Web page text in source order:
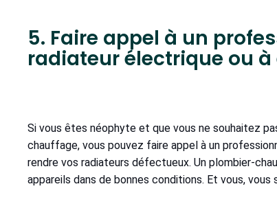
5. Faire appel à un
radiateur électrique ou à
Si vous êtes néophyte et que vous ne souhaitez
chauffage, vous pouvez faire appel à un
rendre vos radiateurs défectueux. Un plombier-
appareils dans de bonnes conditions. Et vous, vous